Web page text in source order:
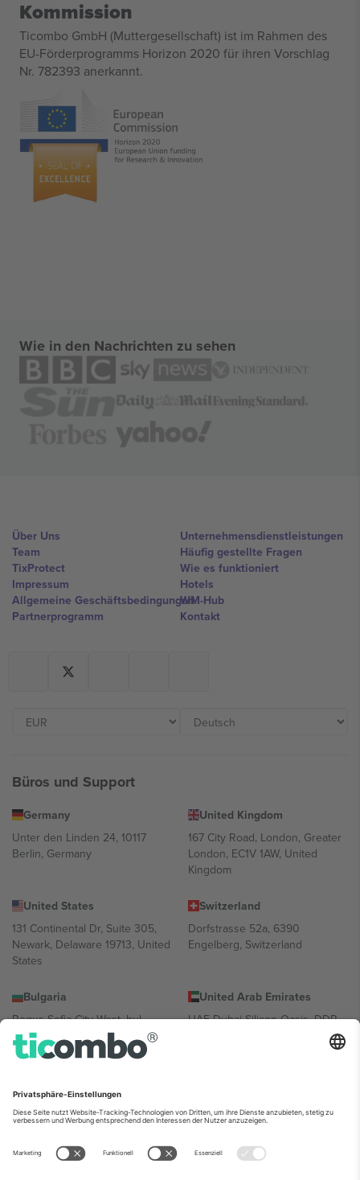
Kommission
Ticombo GmbH (Muttergesellschaft) ist im Rahmen des
EU-Förderprogramms Horizon 2020 für ihren Vorschlag
Nr. 782393 anerkannt.
Wie in den Nachrichten zu sehen
Über Uns
Team
TixProtect
Impressum
Allgemeine Geschäftsbedingungen
Partnerprogramm
Unternehmensdienstleistungen
Häufig gestellte Fragen
Wie es funktioniert
Hotels
WM-Hub
Kontakt
Büros und Support
Germany
Unter den Linden 24, 10117
Berlin, Germany
United Kingdom
167 City Road, London, Greater
London, EC1V 1AW, United
Kingdom
United States
131 Continental Dr, Suite 305,
Newark, Delaware 19713, United
States
Switzerland
Dorfstrasse 52a, 6390
Engelberg, Switzerland
Bulgaria
Regus Sofia City West, bul
Totleben 53-55, 1606 Sofia,
Bulgaria
United Arab Emirates
UAE Dubai Silicon Oasis, DDP
Building A1, Office 302, Dubai,
Mexico
Av Chapultepec 360, Roma
Norte, Cuauhtémoc, 06700
Ciudad de México, CDMX,
Mexico